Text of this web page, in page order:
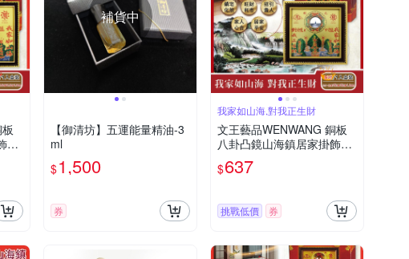
7
補貨中
【御清坊】五運能量精油-3
ml
$1,500
券
我家如山海,對我正生財
文王藝品WENWANG 銅板
八卦凸鏡山海鎮居家掛飾5
吋正方形1組
$637
挑戰低價 券